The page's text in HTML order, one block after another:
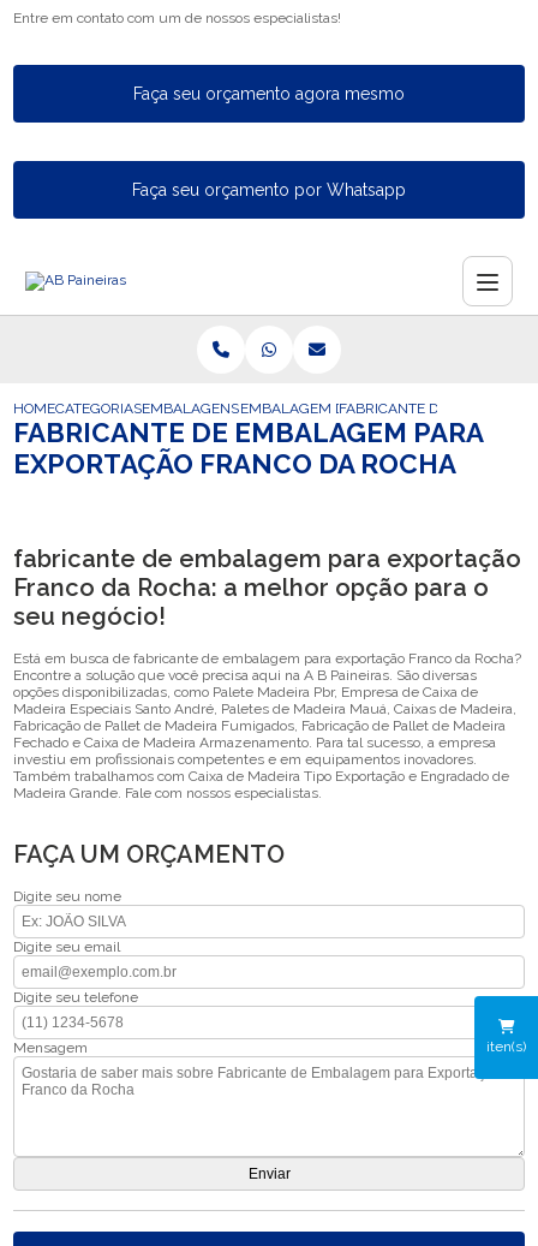
Entre em contato com um de nossos especialistas!
Faça seu orçamento agora mesmo
Faça seu orçamento por Whatsapp
iten(s)
HOMECATEGORIASEMBALAGENS PARA EXPORTACAO
EMBALAGEM DE EXPORTACAO
FABRICANTE DE
FABRICANTE DE EMBALAGEM PARA
EXPORTAÇÃO FRANCO DA ROCHA
fabricante de embalagem para exportação
Franco da Rocha: a melhor opção para o
seu negócio!
Está em busca de fabricante de embalagem para exportação Franco da Rocha?
Encontre a solução que você precisa aqui na A B Paineiras. São diversas
opções disponibilizadas, como Palete Madeira Pbr, Empresa de Caixa de
Madeira Especiais Santo André, Paletes de Madeira Mauá, Caixas de Madeira,
Fabricação de Pallet de Madeira Fumigados, Fabricação de Pallet de Madeira
Fechado e Caixa de Madeira Armazenamento. Para tal sucesso, a empresa
investiu em profissionais competentes e em equipamentos inovadores.
Também trabalhamos com Caixa de Madeira Tipo Exportação e Engradado de
Madeira Grande. Fale com nossos especialistas.
FAÇA UM ORÇAMENTO
Digite seu nome
Digite seu email
Digite seu telefone
Mensagem